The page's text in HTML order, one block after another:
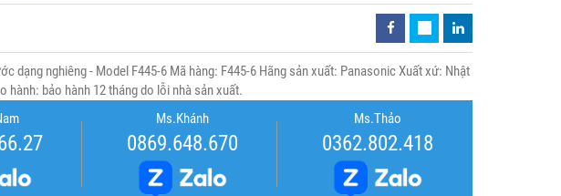
dạng nghiêng - Model F445-6 Mã hàng: F445-6 Hãng sản xuất: Panasonic Xuất xứ: Nhật
hành: bảo hành 12 tháng do lỗi nhà sản xuất.
Ms.Khánh
0869.648.670
Ms.Thảo
0362.802.418